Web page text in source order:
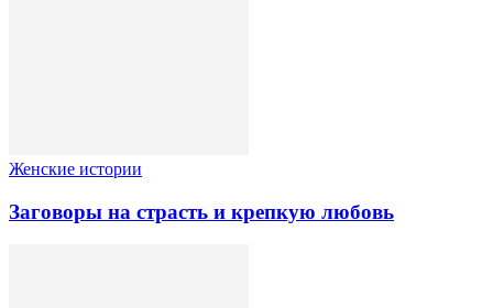
Женские истории
Заговоры на страсть и крепкую любовь